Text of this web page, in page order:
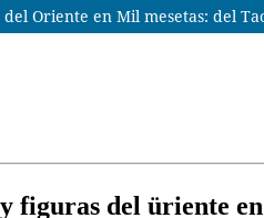
Oriente en Mil mesetas: del